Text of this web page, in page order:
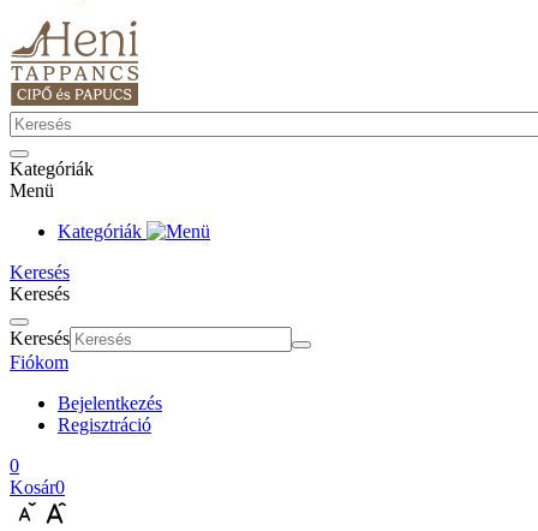
Kategóriák
Menü
Kategóriák
Keresés
Keresés
Keresés
Fiókom
Bejelentkezés
Regisztráció
0
Kosár0